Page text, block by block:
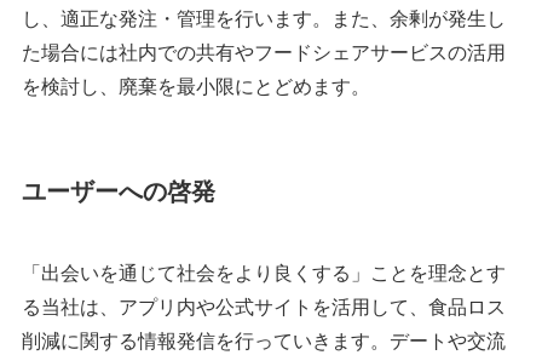
し、適正な発注・管理を行います。また、余剰が発生し
た場合には社内での共有やフードシェアサービスの活用
を検討し、廃棄を最小限にとどめます。
ユーザーへの啓発
「出会いを通じて社会をより良くする」ことを理念とす
る当社は、アプリ内や公式サイトを活用して、食品ロス
削減に関する情報発信を行っていきます。デートや交流